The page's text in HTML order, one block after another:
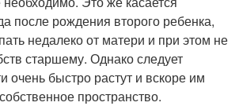
после рождения второго ребенка,
недалеко от матери и при этом не
старшему. Однако следует
очень быстро растут и вскоре им
пространство.